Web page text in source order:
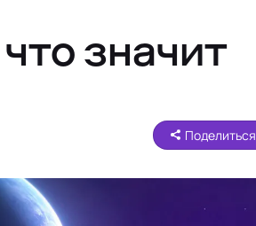
значит
Поделиться